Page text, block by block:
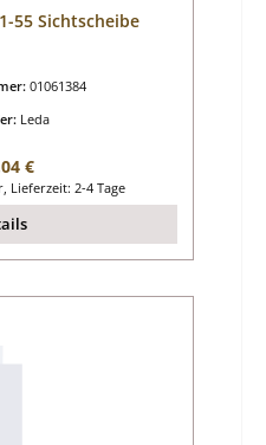
55 Sichtscheibe
01061384
Leda
Preis:
€
Lieferzeit: 2-4 Tage